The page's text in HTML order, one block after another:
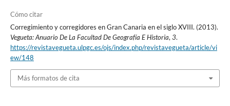
Cómo citar
Corregimiento y corregidores en Gran Canaria en el siglo XVIII. (2013).
Vegueta: Anuario De La Facultad De Geografía E Historia, 3.
https://revistavegueta.ulpgc.es/ojs/index.php/revistavegueta/article/vi
ew/148
Más formatos de cita